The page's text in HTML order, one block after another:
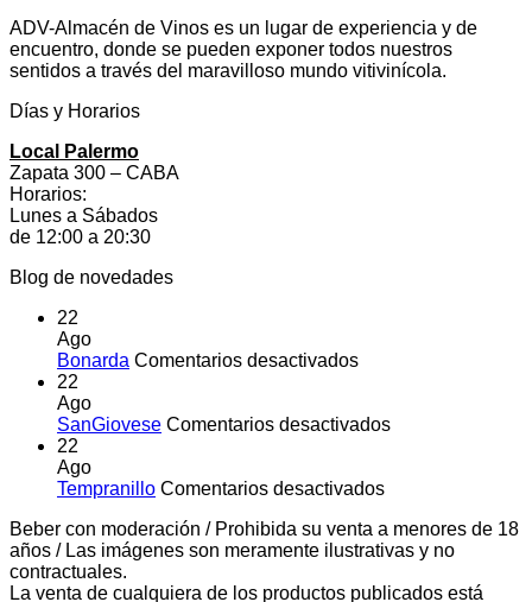
ADV-Almacén de Vinos es un lugar de experiencia y de
encuentro, donde se pueden exponer todos nuestros
sentidos a través del maravilloso mundo vitivinícola.
Días y Horarios
Local Palermo
Zapata 300 – CABA
Horarios:
Lunes a Sábados
de 12:00 a 20:30
Blog de novedades
22
Ago
Bonarda Comentarios desactivadosen
22
Ago
SanGiovese Comentarios desactivadosen
22
Ago
Tempranillo Comentarios desactivadosen
Beber con moderación / Prohibida su venta a menores de 18
años / Las imágenes son meramente ilustrativas y no
contractuales.
La venta de cualquiera de los productos publicados está